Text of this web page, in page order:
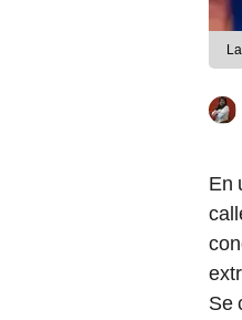
En
Se